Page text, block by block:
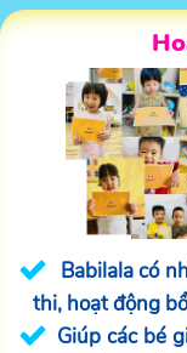
Babilala có
thi, hoạt động
Giúp các bé